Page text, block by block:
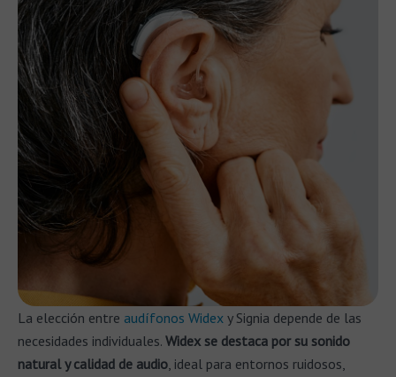
La elección entre audífonos Widex y Signia depende de las
necesidades individuales. Widex se destaca por su sonido
natural y calidad de audio, ideal para entornos ruidosos,